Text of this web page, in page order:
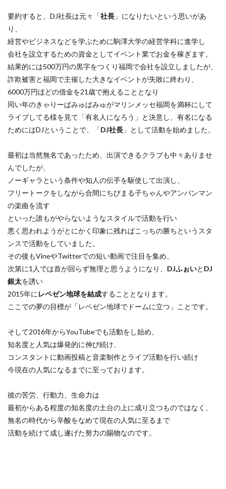
要約すると、DJ社長は元々「社長 」になりたいという思いがあ
り、
経営やビジネスなどを学ぶために駒澤大学の経営学科に進学し
会社を設立するための資金としてイベント業でお金を稼ぎます。
結果的には500万円の黒字をつくり福岡で会社を設立しましたが、
詐欺被害と福岡で主催した大きなイベントが失敗に終わり、
6000万円ほどの借金を21歳で抱えることとなり
同い年のきゃりーぱみゅぱみゅがマリンメッセ福岡を満杯にして
ライブしてる様を見て「有名人になろう」と決意し、有名になる
ためにはDJということで、「DJ社長 」として活動を始めました。
最初は当然無名であったため、出演できるクラブも中々ありませ
んでしたが、
ノーギャラという条件や知人の伝手を駆使して出演し、
フリートークをしながら合間にちびまる子ちゃんやアンパンマン
の楽曲を流す
といった誰もがやらないようなスタイルで活動を行い
悪く思われようがとにかく印象に残ればこっちの勝ちというスタ
ンスで活動をしていました。
その後もVineやTwitterでの短い動画で注目を集め、
次第に1人では首が回らず無理と思うようになり、 DJふぉいと DJ
銀太を誘い
2015年に レペゼン地球を結成することとなります。
ここでの夢の目標が「レペゼン地球でドームに立つ」ことです。
そして2016年からYouTubeでも活動をし始め、
知名度と人気は爆発的に伸び続け、
コンスタントに動画投稿と音楽制作とライブ活動を行い続け
今現在の人気になるまでに至っております。
彼の苦労、行動力、生命力は
最初からある程度の知名度の土台の上に成り立つものではなく、
無名の時代から辛酸をなめて現在の人気に至るまで
活動を続けて成し遂げた努力の賜物なのです。